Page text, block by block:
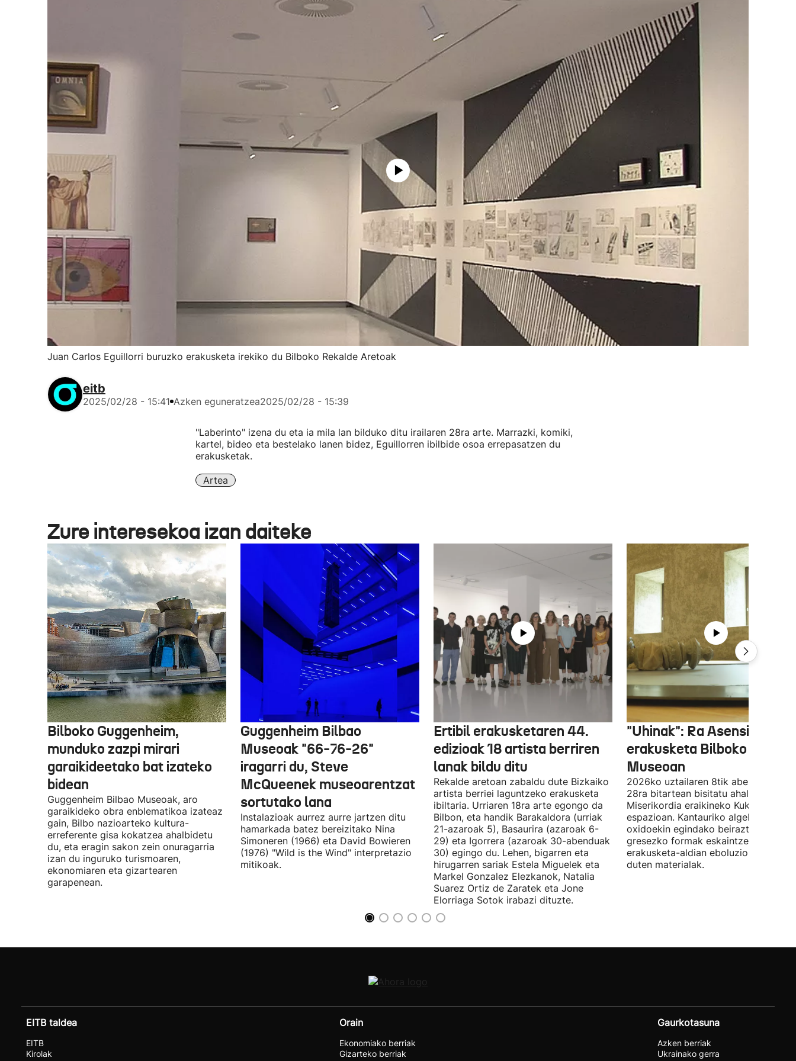
Juan Carlos Eguillorri buruzko erakusketa irekiko du Bilboko Rekalde Aretoak
eitb
2025/02/28 - 15:41 Azken eguneratzea2025/02/28 - 15:39
"Laberinto" izena du eta ia mila lan bilduko ditu irailaren 28ra arte. Marrazki, komiki,
kartel, bideo eta bestelako lanen bidez, Eguillorren ibilbide osoa errepasatzen du
erakusketak.
Artea
Zure interesekoa izan daiteke
Bilboko Guggenheim,
munduko zazpi mirari
garaikideetako bat izateko
bidean
Guggenheim Bilbao Museoak, aro
garaikideko obra enblematikoa izateaz
gain, Bilbo nazioarteko kultura-
erreferente gisa kokatzea ahalbidetu
du, eta eragin sakon zein onuragarria
izan du inguruko turismoaren,
ekonomiaren eta gizartearen
garapenean.
Guggenheim Bilbao
Museoak "66-76-26"
iragarri du, Steve
McQueenek museoarentzat
sortutako lana
Instalazioak aurrez aurre jartzen ditu
hamarkada batez bereizitako Nina
Simoneren (1966) eta David Bowieren
(1976) "Wild is the Wind" interpretazio
mitikoak.
Ertibil erakusketaren 44.
edizioak 18 artista berriren
lanak bildu ditu
Rekalde aretoan zabaldu dute Bizkaiko
artista berriei laguntzeko erakusketa
ibiltaria. Urriaren 18ra arte egongo da
Bilbon, eta handik Barakaldora (urriak
21-azaroak 5), Basaurira (azaroak 6-
29) eta Igorrera (azaroak 30-abenduak
30) egingo du. Lehen, bigarren eta
hirugarren sariak Estela Miguelek eta
Markel Gonzalez Elezkanok, Natalia
Suarez Ortiz de Zaratek eta Jone
Elorriaga Sotok irabazi dituzte.
"Uhinak": Ra Asensiren
erakusketa Bilboko Euskal
Museoan
2026ko uztailaren 8tik abenduaren
28ra bitartean bisitatu ahal izango
Miserikordia eraikineko Kukula
espazioan. Kantauriko algekin eta
oxidoekin egindako beiraztatutako
gresezko formak eskaintzen ditu,
erakusketa-aldian eboluzionatzen
duten materialak.
EITB taldea
EITB
Kirolak
Orain
Ekonomiako berriak
Gizarteko berriak
Gaurkotasuna
Azken berriak
Ukrainako gerra